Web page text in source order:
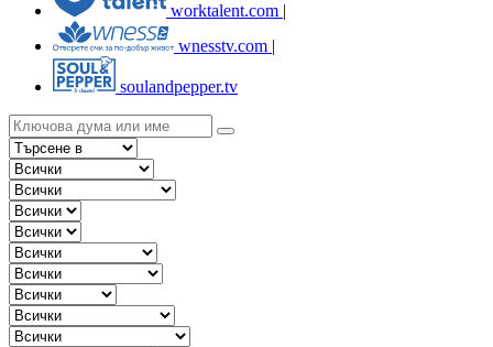
worktalent.com |
wnesstv.com |
soulandpepper.tv